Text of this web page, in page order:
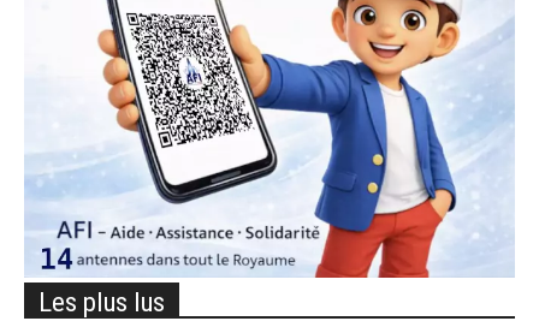
Les plus lus